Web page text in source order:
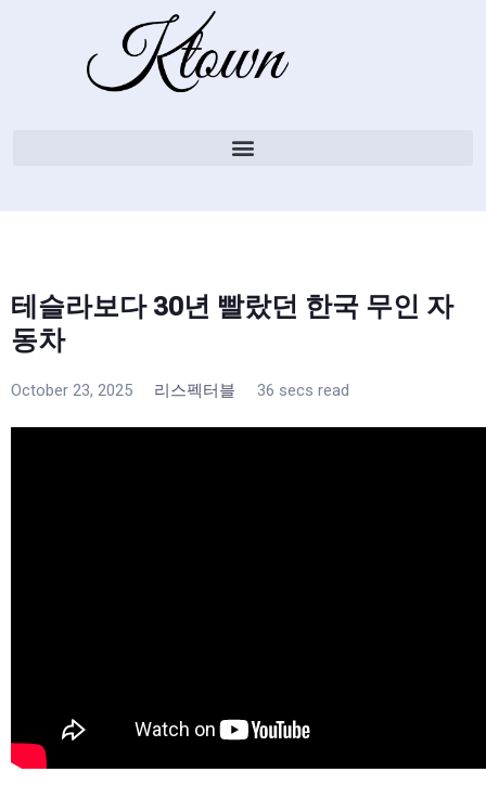
테슬라보다 30년 빨랐던 한국 무인 자
동차
October 23, 2025 리스펙터블 36 secs read